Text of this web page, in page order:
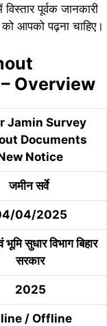
पूर्वक जानकारी
आपको पढ़ना चाहिए।
Overview
Jamin Survey
Documents
Notice
जमीन सर्वे
04/2025
भूमि सुधार विभाग बिहार
सरकार
2025
/ Offline